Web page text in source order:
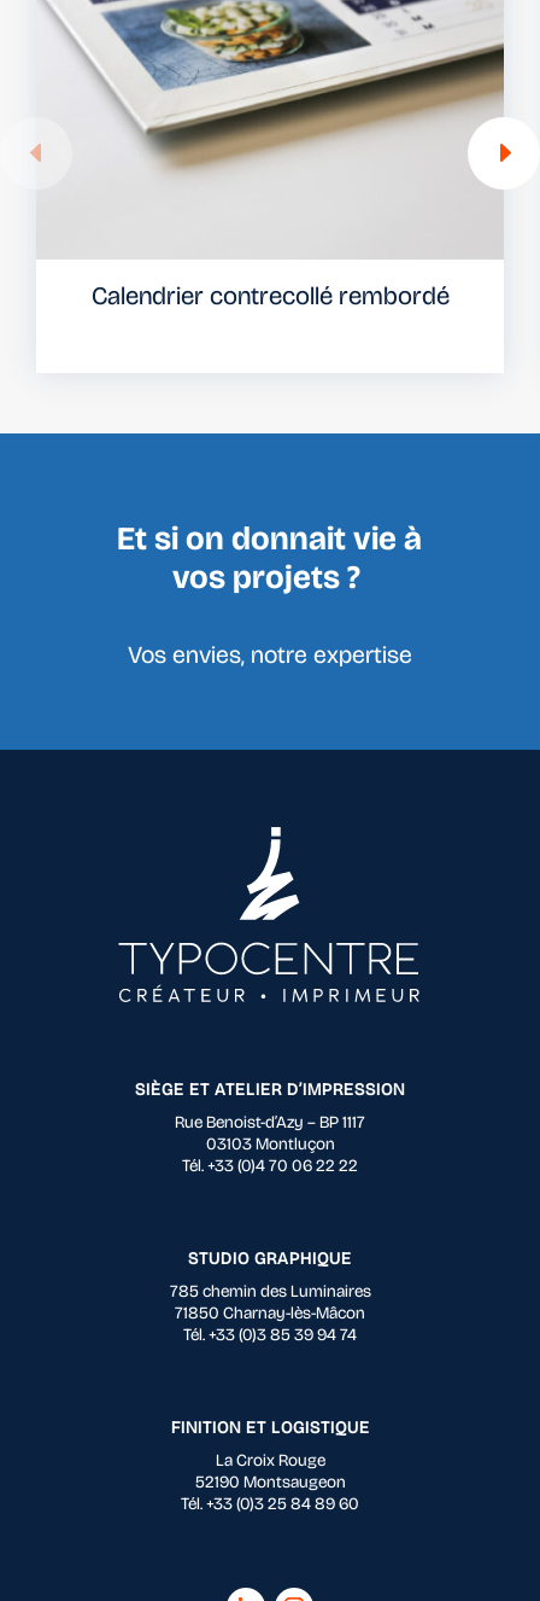
Calendrier contrecollé rembordé
Et si on donnait vie à
vos projets ?
Vos envies, notre expertise
SIÈGE ET ATELIER D’IMPRESSION
Rue Benoist-d’Azy – BP 1117
03103 Montluçon
Tél. +33 (0)4 70 06 22 22
STUDIO GRAPHIQUE
785 chemin des Luminaires
71850 Charnay-lès-Mâcon
Tél. +33 (0)3 85 39 94 74
FINITION ET LOGISTIQUE
La Croix Rouge
52190 Montsaugeon
Tél. +33 (0)3 25 84 89 60